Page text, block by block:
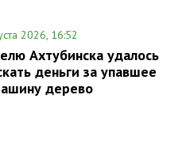
2026, 16:52
Ахтубинска удалось
деньги за упавшее
дерево